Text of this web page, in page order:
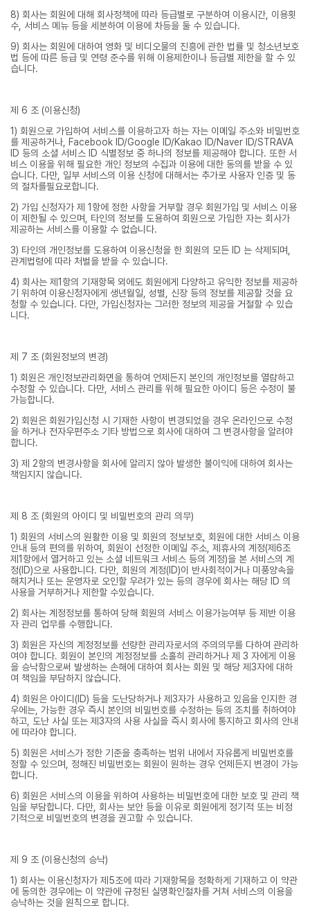
8) 회사는 회원에 대해 회사정책에 따라 등급별로 구분하여 이용시간, 이용횟
수, 서비스 메뉴 등을 세분하여 이용에 차등을 둘 수 있습니다.
9) 회사는 회원에 대하여 영화 및 비디오물의 진흥에 관한 법률 및 청소년보호
법 등에 따른 등급 및 연령 준수를 위해 이용제한이나 등급별 제한을 할 수 있
습니다.
제 6 조 (이용신청)
1) 회원으로 가입하여 서비스를 이용하고자 하는 자는 이메일 주소와 비밀번호
를 제공하거나, Facebook ID/Google ID/Kakao ID/Naver ID/STRAVA
ID 등의 소셜 서비스 ID 식별정보 중 하나의 정보를 제공해야 합니다. 또한 서
비스 이용을 위해 필요한 개인 정보의 수집과 이용에 대한 동의를 받을 수 있
습니다. 다만, 일부 서비스의 이용 신청에 대해서는 추가로 사용자 인증 및 동
의 절차를필요로합니다.
2) 가입 신청자가 제 1항에 정한 사항을 거부할 경우 회원가입 및 서비스 이용
이 제한될 수 있으며, 타인의 정보를 도용하여 회원으로 가입한 자는 회사가
제공하는 서비스를 이용할 수 없습니다.
3) 타인의 개인정보를 도용하여 이용신청을 한 회원의 모든 ID 는 삭제되며,
관계법령에 따라 처벌을 받을 수 있습니다.
4) 회사는 제1항의 기재항목 외에도 회원에게 다양하고 유익한 정보를 제공하
기 위하여 이용신청자에게 생년월일, 성별, 신장 등의 정보를 제공할 것을 요
청할 수 있습니다. 다만, 가입신청자는 그러한 정보의 제공을 거절할 수 있습
니다.
제 7 조 (회원정보의 변경)
1) 회원은 개인정보관리화면을 통하여 언제든지 본인의 개인정보를 열람하고
수정할 수 있습니다. 다만, 서비스 관리를 위해 필요한 아이디 등은 수정이 불
가능합니다.
2) 회원은 회원가입신청 시 기재한 사항이 변경되었을 경우 온라인으로 수정
을 하거나 전자우편주소 기타 방법으로 회사에 대하여 그 변경사항을 알려야
합니다.
3) 제 2항의 변경사항을 회사에 알리지 않아 발생한 불이익에 대하여 회사는
책임지지 않습니다.
제 8 조 (회원의 아이디 및 비밀번호의 관리 의무)
1) 회원의 서비스의 원활한 이용 및 회원의 정보보호, 회원에 대한 서비스 이용
안내 등의 편의를 위하여, 회원이 선정한 이메일 주소, 제휴사의 계정(제6조
제1항에서 열거하고 있는 소셜 네트워크 서비스 등의 계정)을 본 서비스의 계
정(ID)으로 사용합니다. 다만, 회원의 계정(ID)이 반사회적이거나 미풍양속을
해치거나 또는 운영자로 오인할 우려가 있는 등의 경우에 회사는 해당 ID 의
사용을 거부하거나 제한할 수있습니다.
2) 회사는 계정정보를 통하여 당해 회원의 서비스 이용가능여부 등 제반 이용
자 관리 업무를 수행합니다.
3) 회원은 자신의 계정정보를 선량한 관리자로서의 주의의무를 다하여 관리하
여야 합니다. 회원이 본인의 계정정보를 소홀히 관리하거나 제 3 자에게 이용
을 승낙함으로써 발생하는 손해에 대하여 회사는 회원 및 해당 제3자에 대하
여 책임을 부담하지 않습니다.
4) 회원은 아이디(ID) 등을 도난당하거나 제3자가 사용하고 있음을 인지한 경
우에는, 가능한 경우 즉시 본인의 비밀번호를 수정하는 등의 조치를 취하여야
하고, 도난 사실 또는 제3자의 사용 사실을 즉시 회사에 통지하고 회사의 안내
에 따라야 합니다.
5) 회원은 서비스가 정한 기준을 충족하는 범위 내에서 자유롭게 비밀번호를
정할 수 있으며, 정해진 비밀번호는 회원이 원하는 경우 언제든지 변경이 가능
합니다.
6) 회원은 서비스의 이용을 위하여 사용하는 비밀번호에 대한 보호 및 관리 책
임을 부담합니다. 다만, 회사는 보안 등을 이유로 회원에게 정기적 또는 비정
기적으로 비밀번호의 변경을 권고할 수 있습니다.
제 9 조 (이용신청의 승낙)
1) 회사는 이용신청자가 제5조에 따라 기재항목을 정확하게 기재하고 이 약관
에 동의한 경우에는 이 약관에 규정된 실명확인절차를 거쳐 서비스의 이용을
승낙하는 것을 원칙으로 합니다.